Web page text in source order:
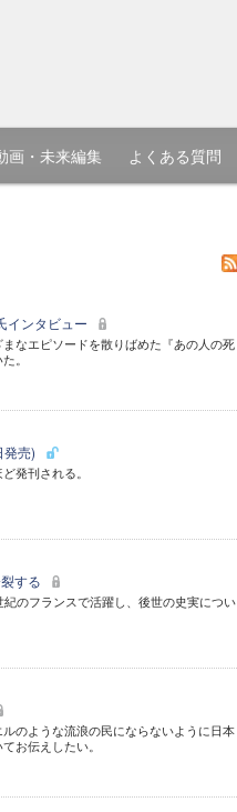
画・未来編集 よくある質問
インタビュー
なエピソードを散りばめた『あの人の死
。
発売)
発刊される。
する
のフランスで活躍し、後世の史実につい
のような流浪の民にならないように日本
お伝えしたい。